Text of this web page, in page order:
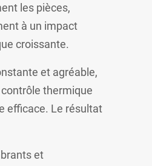
les pièces,
à un impact
croissante.
et agréable,
thermique
efficace. Le résultat
et